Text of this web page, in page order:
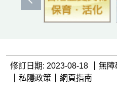
上一個
修訂日期: 2023-08-18 無障
私隱政策
網頁指南